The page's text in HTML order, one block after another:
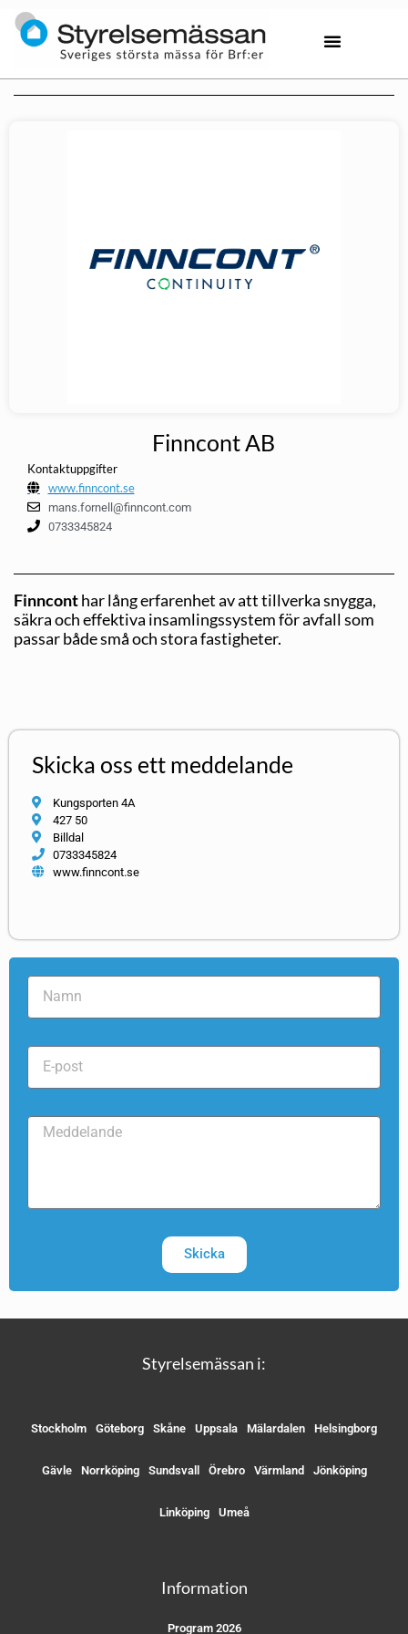
Finncont AB
Kontaktuppgifter
www.finncont.se
mans.fornell@finncont.com
0733345824
Finnconthar lång erfarenhet av att tillverka snygga,
säkra och effektiva insamlingssystem för avfall som
passar både små och stora fastigheter.
Skicka oss ett meddelande
Kungsporten 4A
427 50
Billdal
0733345824
www.finncont.se
Skicka
Styrelsemässan i:
Stockholm Göteborg Skåne Uppsala Mälardalen Helsingborg
Gävle Norrköping Sundsvall Örebro Värmland Jönköping
Linköping Umeå
Information
Program 2026